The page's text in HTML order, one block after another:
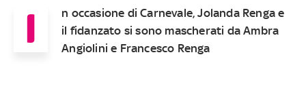
I
n occasione di Carnevale, Jolanda Renga e
il fidanzato si sono mascherati da Ambra
Angiolini e Francesco Renga